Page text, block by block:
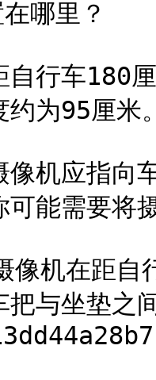
哪里？
自行车180
约为95厘米
像机应指向
可能需要将
像机在距自
把与坐垫之